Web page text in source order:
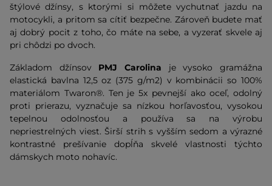
štýlové džínsy, s ktorými si môžete vychutnať jazdu na
motocykli, a pritom sa cítiť bezpečne. Zároveň budete mať
aj dobrý pocit z toho, čo máte na sebe, a vyzerať skvele aj
pri chôdzi po dvoch.
Základom džínsov PMJ Carolina je vysoko gramážna
elastická bavlna 12,5 oz (375 g/m2) v kombinácii so 100%
materiálom Twaron®. Ten je 5x pevnejší ako oceľ, odolný
proti prierazu, vyznačuje sa nízkou horľavosťou, vysokou
tepelnou odolnosťou a používa sa na výrobu
nepriestrelných viest. Širší strih s vyšším sedom a výrazné
kontrastné prešívanie dopĺňa skvelé vlastnosti týchto
dámskych moto nohavíc.